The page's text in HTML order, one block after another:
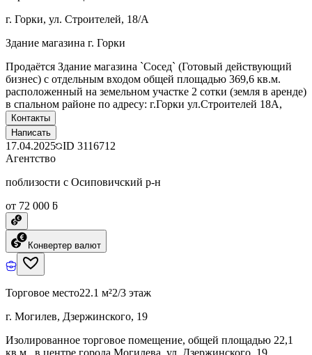
г. Горки, ул. Строителей, 18/А
Здание магазина г. Горки
Продаётся Здание магазина `Сосед` (Готовый действующий
бизнес) с отдельным входом общей площадью 369,6 кв.м.
расположенный на земельном участке 2 сотки (земля в аренде)
в спальном районе по адресу: г.Горки ул.Строителей 18А,
Контакты
Написать
17.04.2025 ID 3116712
Агентство
поблизости с Осиповичский р-н
от 72 000 ƃ
Конвертер валют
Торговое место22.1 м²2/3 этаж
г. Могилев, Дзержинского, 19
Изолированное торговое помещение, общей площадью 22,1
кв.м., в центре города Могилева, ул. Дзержинского, 19,